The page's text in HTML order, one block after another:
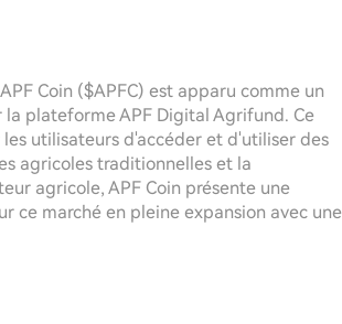
Coin ($APFC) est apparu comme un
plateforme APF Digital Agrifund. Ce
utilisateurs d'accéder et d'utiliser des
agricoles traditionnelles et la
agricole, APF Coin présente une
ce marché en pleine expansion avec une